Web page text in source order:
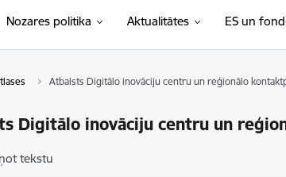
Nozares politika Aktualitātes ES un
Atbalsts Digitālo inovāciju centru un reģionālo
Digitālo inovāciju centru un
tekstu